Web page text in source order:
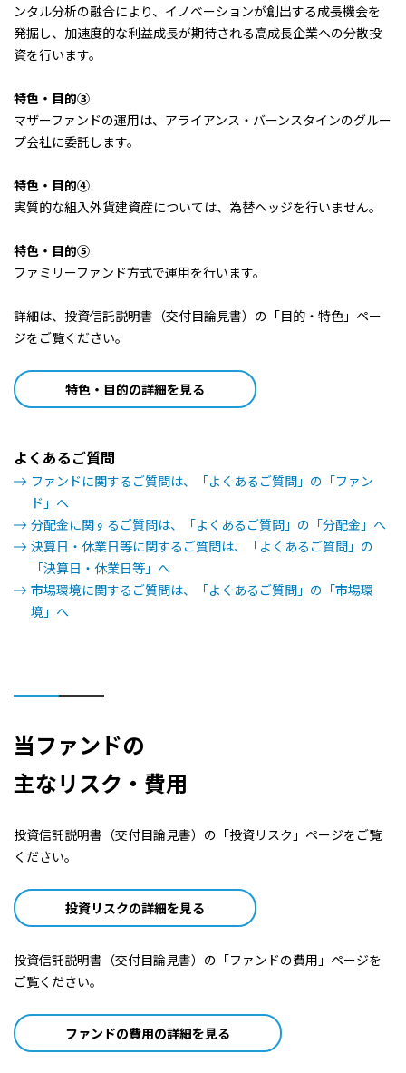
ンタル分析の融合により、イノベーションが創出する成長機会を
発掘し、加速度的な利益成長が期待される高成長企業への分散投
資を行います。
特色・目的③
マザーファンドの運用は、アライアンス・バーンスタインのグルー
プ会社に委託します。
特色・目的④
実質的な組入外貨建資産については、為替ヘッジを行いません。
特色・目的⑤
ファミリーファンド方式で運用を行います。
詳細は、投資信託説明書（交付目論見書）の「目的・特色」ペー
ジをご覧ください。
特色・目的の詳細を見る
よくあるご質問
ファンドに関するご質問は、「よくあるご質問」の「ファン
ド」へ
分配金に関するご質問は、「よくあるご質問」の「分配金」へ
決算日・休業日等に関するご質問は、「よくあるご質問」の
「決算日・休業日等」へ
市場環境に関するご質問は、「よくあるご質問」の「市場環
境」へ
当ファンドの
主なリスク・費用
投資信託説明書（交付目論見書）の「投資リスク」ページをご覧
ください。
投資リスクの詳細を見る
投資信託説明書（交付目論見書）の「ファンドの費用」ページを
ご覧ください。
ファンドの費用の詳細を見る